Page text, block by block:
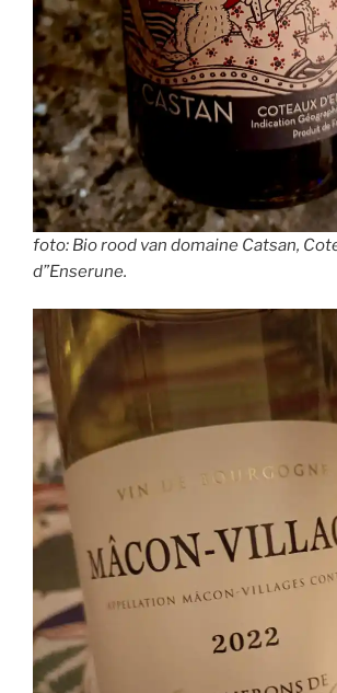
foto: Bio rood van domaine Catsan,
d”Enserune.